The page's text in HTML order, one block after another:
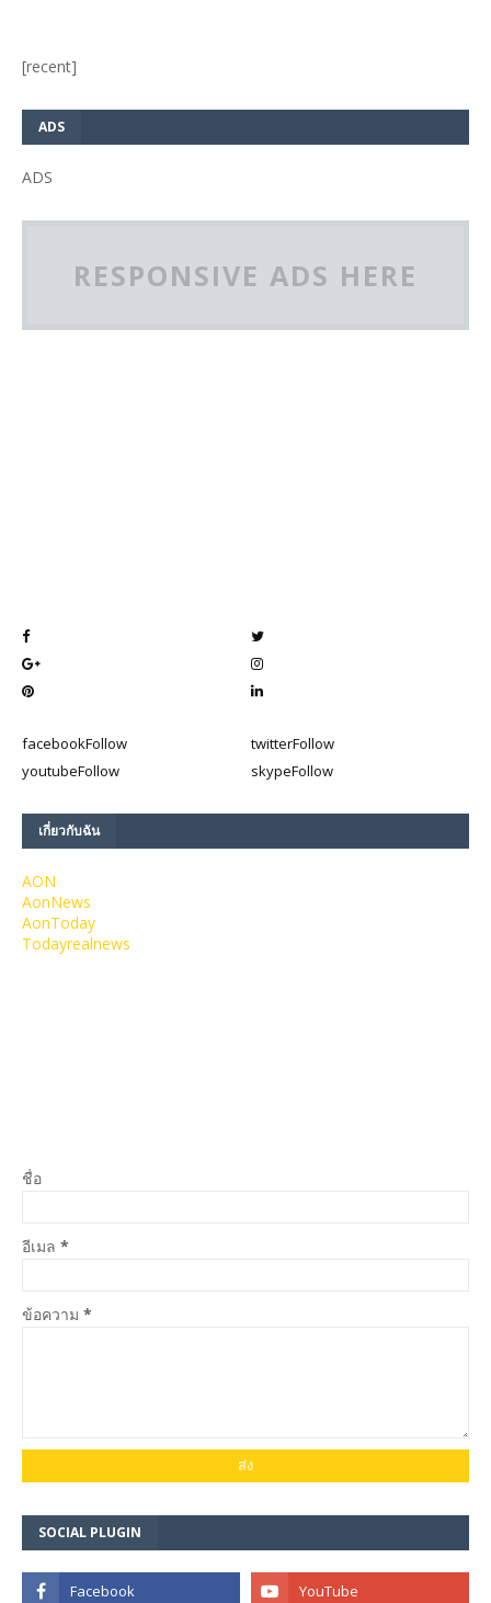
[recent]
ADS
ADS
RESPONSIVE ADS HERE
facebookFollow twitterFollow
youtubeFollow skypeFollow
เกี่ยวกับฉัน
AON
AonNews
AonToday
Todayrealnews
ชื่อ
อีเมล *
ข้อความ *
SOCIAL PLUGIN